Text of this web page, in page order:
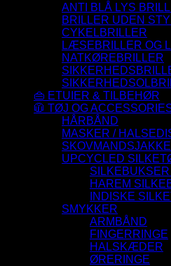
ANTI BLÅ LYS
BRILLER UDEN
CYKELBRILLER
LÆSEBRILLER OG
NATKØREBRILLER
👜 ETUIER & TILBEHØR
🧥 TØJ OG
HÅRBÅND
MASKER /
UPCYCLED
HAREM
INDISKE
SMYKKER
ARMBÅND
FINGERRINGE
HALSKÆDER
ØRERINGE